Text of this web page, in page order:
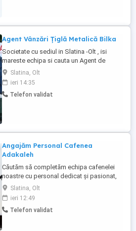
Agent Vânzări Țiglă Metalică Bilka
Societate cu sediul in Slatina -Olt , isi
mareste echipa si cauta un Agent de
vanzari dedicat si orientat spre rezultate,
pentru promovarea si comercializarea
tiglei metalice si a accesoriilor aferente.
Responsabilitati: Identificarea si
Slatina, Olt
ieri 14:35
Telefon validat
Angajăm Personal Cafenea
Adakaleh
Căutăm să completăm echipa cafenelei
noastre cu personal dedicat și pasionat,
dispus să ofere o experiență deosebită
clienților noștri. Responsabilitățile includ
prepararea și servirea băuturilor calde și
reci, gestionarea comenzilor, menținerea
Slatina, Olt
ieri 12:49
Telefon validat